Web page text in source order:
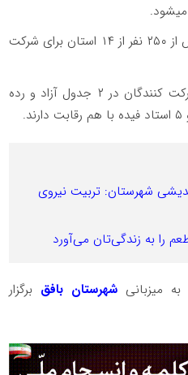
میشود.
حامد پورامینی گفت: تا کنون بیش از ۲۵۰ نفر از ۱۴ استان برای شرکت
به گفته پورامینی در این دوره، شرکت کنندگان در ۲ جدول آزاد و رده
شهرستان: تربیت نیروی
را به زندگی‌تان می‌آورد
میزبانیشهرستان بافق برگزار